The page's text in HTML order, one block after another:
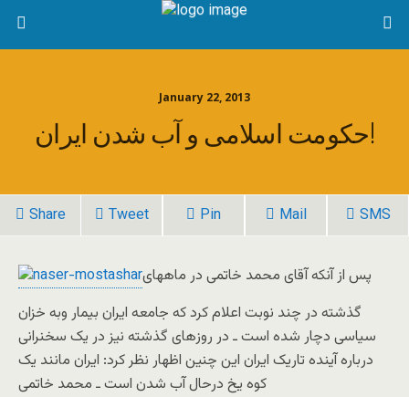
January 22, 2013
حکومت اسلامی و آب شدن ایران!
Share Tweet Pin Mail SMS
پس از آنکه آقای محمد خاتمی در ماههای
گذشته در چند نوبت اعلام کرد که جامعه ایران بیمار وبه خزان
سیاسی دچار شده است ـ در روزهای گذشته نیز در یک سخنرانی
درباره آینده تاریک ایران این چنین اظهار نظر کرد: ایران مانند یک
کوه یخ درحال آب شدن است ـ محمد خاتمی